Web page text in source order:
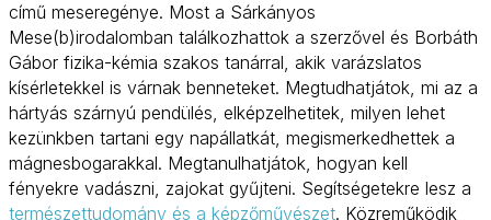
című meseregénye. Most a Sárkányos
Mese(b)irodalomban találkozhattok a szerzővel és Borbáth
Gábor fizika-kémia szakos tanárral, akik varázslatos
kísérletekkel is várnak benneteket. Megtudhatjátok, mi az a
hártyás szárnyú pendülés, elképzelhetitek, milyen lehet
kezünkben tartani egy napállatkát, megismerkedhettek a
mágnesbogarakkal. Megtanulhatjátok, hogyan kell
fényekre vadászni, zajokat gyűjteni. Segítségetekre lesz a
természettudomány és a képzőművészet. Közreműködik